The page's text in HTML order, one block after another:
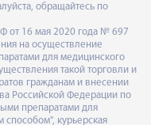
обращайтесь по
от 16 мая 2020 года № 697
на осуществление
для медицинского
такой торговли и
гражданам и внесении
Российской Федерации по
препаратами для
курьерская